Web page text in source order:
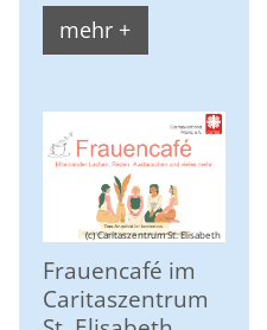
mehr +
(c) Caritaszentrum St. Elisabeth
Frauencafé im
Caritaszentrum